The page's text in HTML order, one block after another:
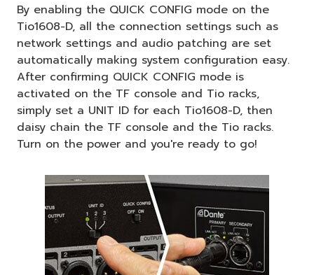
By enabling the QUICK CONFIG mode on the
Tio1608-D, all the connection settings such as
network settings and audio patching are set
automatically making system configuration easy.
After confirming QUICK CONFIG mode is
activated on the TF console and Tio racks,
simply set a UNIT ID for each Tio1608-D, then
daisy chain the TF console and the Tio racks.
Turn on the power and you're ready to go!